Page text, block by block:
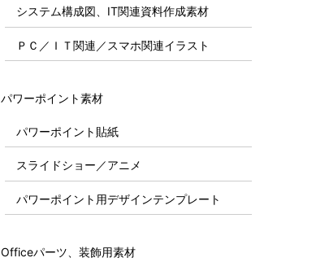
システム構成図、IT関連資料作成素材
ＰＣ／ＩＴ関連／スマホ関連イラスト
パワーポイント素材
パワーポイント貼紙
スライドショー／アニメ
パワーポイント用デザインテンプレート
Officeパーツ、装飾用素材